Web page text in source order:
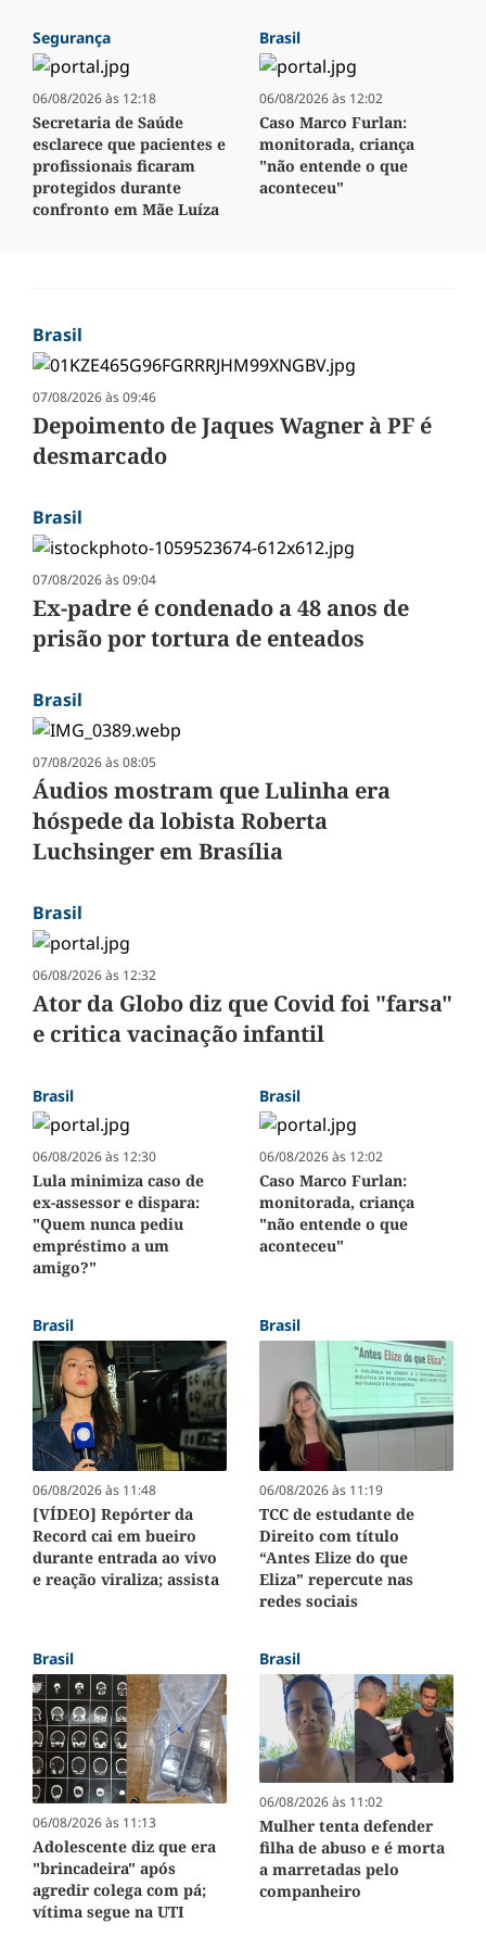
Segurança
06/08/2026 às 12:18
Secretaria de Saúde
esclarece que pacientes e
profissionais ficaram
protegidos durante
confronto em Mãe Luíza
Brasil
06/08/2026 às 12:02
Caso Marco Furlan:
monitorada, criança
"não entende o que
aconteceu"
Brasil
07/08/2026 às 09:46
Depoimento de Jaques Wagner à PF é
desmarcado
Brasil
07/08/2026 às 09:04
Ex-padre é condenado a 48 anos de
prisão por tortura de enteados
Brasil
07/08/2026 às 08:05
Áudios mostram que Lulinha era
hóspede da lobista Roberta
Luchsinger em Brasília
Brasil
06/08/2026 às 12:32
Ator da Globo diz que Covid foi "farsa"
e critica vacinação infantil
Brasil
06/08/2026 às 12:30
Lula minimiza caso de
ex-assessor e dispara:
"Quem nunca pediu
empréstimo a um
amigo?"
Brasil
06/08/2026 às 12:02
Caso Marco Furlan:
monitorada, criança
"não entende o que
aconteceu"
Brasil
06/08/2026 às 11:48
[VÍDEO] Repórter da
Record cai em bueiro
durante entrada ao vivo
e reação viraliza; assista
Brasil
06/08/2026 às 11:19
TCC de estudante de
Direito com título
“Antes Elize do que
Eliza” repercute nas
redes sociais
Brasil
06/08/2026 às 11:13
Adolescente diz que era
"brincadeira" após
agredir colega com pá;
vítima segue na UTI
Brasil
06/08/2026 às 11:02
Mulher tenta defender
filha de abuso e é morta
a marretadas pelo
companheiro